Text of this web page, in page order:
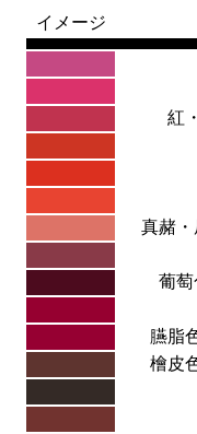
イメージ
紅
真赭
葡
臙脂
檜皮